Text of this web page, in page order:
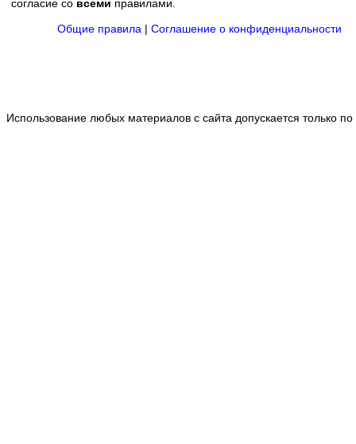
согласие со всеми правилами.
Общие правила | Соглашение о конфиденциальности
Использование любых материалов с сайта допускается только